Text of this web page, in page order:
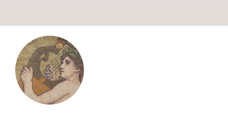
navigation